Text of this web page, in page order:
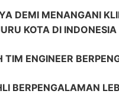
DEMI MENANGANI
KOTA DI INDONESIA
TIM ENGINEER
BERPENGALAMAN